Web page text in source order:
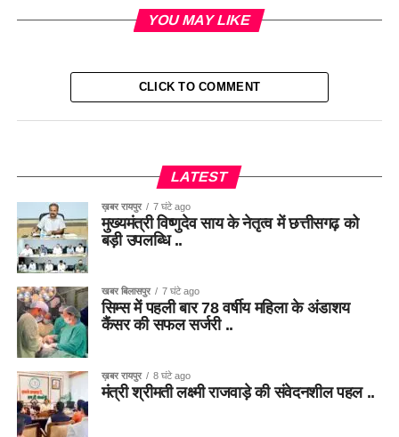
YOU MAY LIKE
CLICK TO COMMENT
LATEST
ख़बर रायपुर 7 घंटे ago
मुख्यमंत्री विष्णुदेव साय के नेतृत्व में छत्तीसगढ़ को
बड़ी उपलब्धि ..
खबर बिलासपुर 7 घंटे ago
सिम्स में पहली बार 78 वर्षीय महिला के अंडाशय
कैंसर की सफल सर्जरी ..
ख़बर रायपुर 8 घंटे ago
मंत्री श्रीमती लक्ष्मी राजवाड़े की संवेदनशील पहल ..